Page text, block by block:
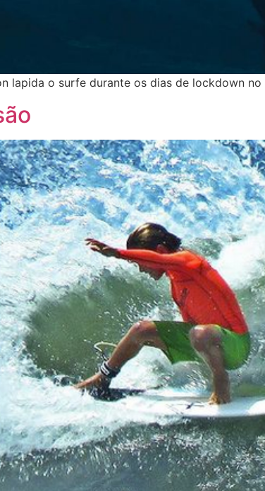
lapida o surfe durante os dias de lockdown no